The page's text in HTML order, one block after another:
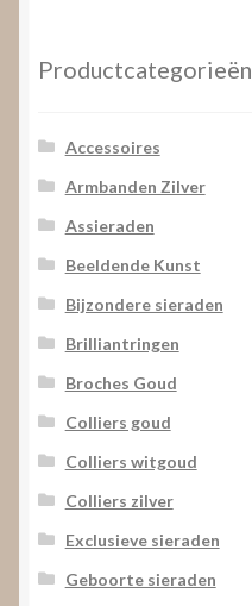
Productcategorieën
Accessoires
Armbanden Zilver
Assieraden
Beeldende Kunst
Bijzondere sieraden
Brilliantringen
Broches Goud
Colliers goud
Colliers witgoud
Colliers zilver
Exclusieve sieraden
Geboorte sieraden